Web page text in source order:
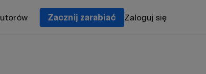
Zacznij zarabiać Zaloguj się